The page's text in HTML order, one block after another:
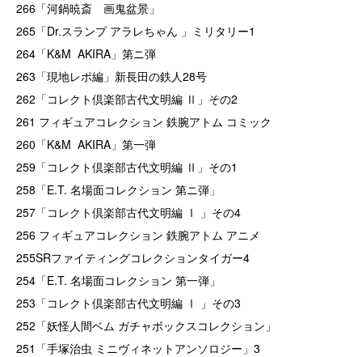
266「河鍋暁斎 画鬼盆景」
265「Dr.スランプ アラレちゃん 」ミリタリー1
264「K&M AKIRA」第ニ弾
263「現地レポ編」新長田の鉄人28号
262「コレクト倶楽部古代文明編 Ⅱ」その2
261 フィギュアコレクション 鉄腕アトム コミック
260「K&M AKIRA」第一弾
259「コレクト倶楽部古代文明編 Ⅱ」その1
258「E.T. 名場面コレクション 第ニ弾 」
257「コレクト倶楽部古代文明編 Ⅰ 」その4
256 フィギュアコレクション 鉄腕アトム アニメ
255SRファイティングコレクションタイガー4
254「E.T. 名場面コレクション 第一弾」
253「コレクト倶楽部古代文明編 Ⅰ 」その3
252「妖怪人間ベム ガチャボックスコレクション」
251「手塚治虫 ミニヴィネットアンソロジー」3